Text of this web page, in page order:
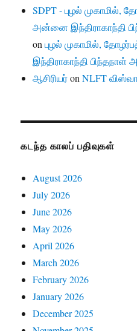
SDPT - புழல் முகாமில்,
அன்னை இந்திராகாந்தி
onபுழல் முகாமில்,
இந்திராகாந்தி பிந்தநாள்
ஆசிரியர்onNLFT
கடந்த காலப் பதிவுகள்
August 2026
July 2026
June 2026
May 2026
April 2026
March 2026
February 2026
January 2026
December 2025